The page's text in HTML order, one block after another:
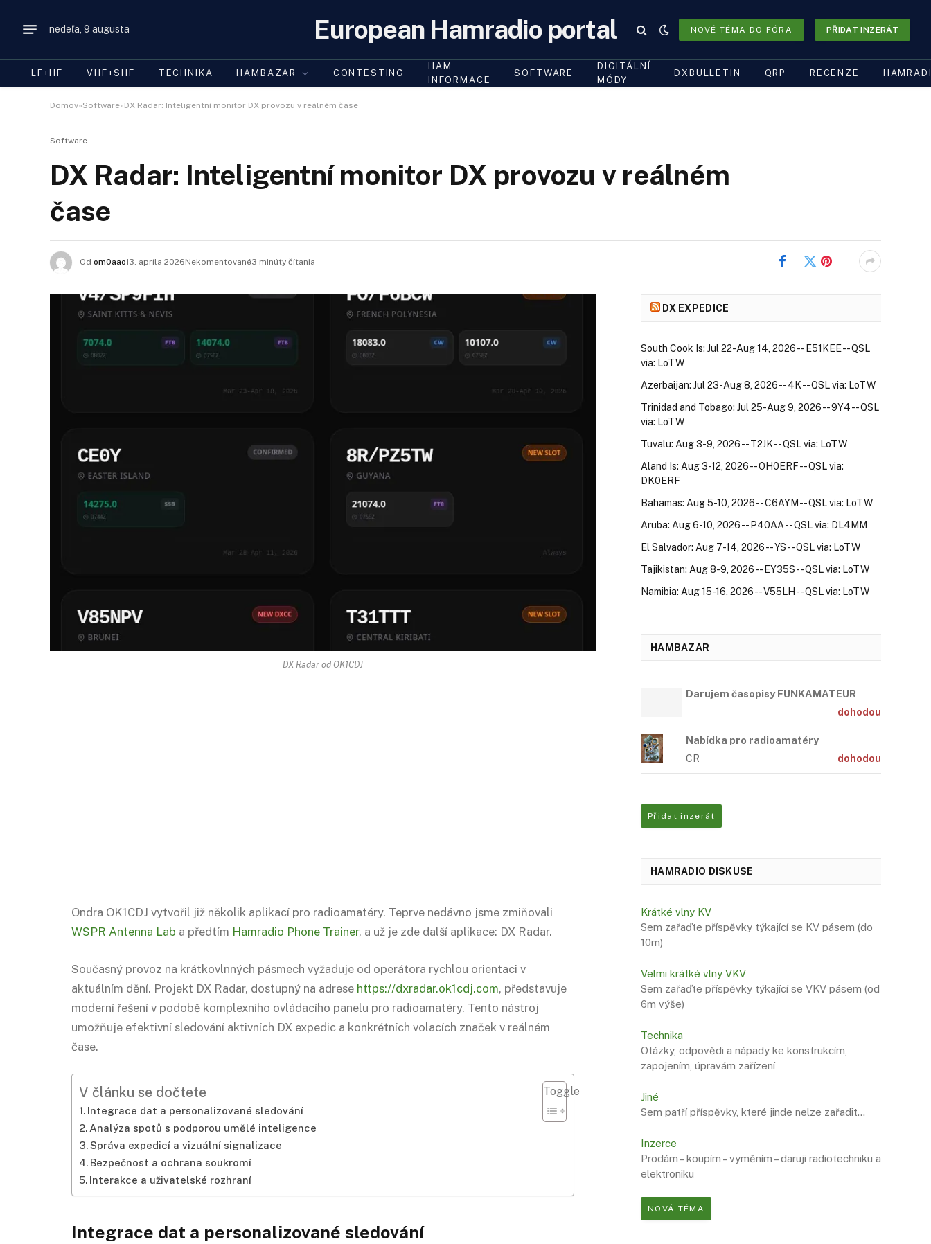
nedeľa, 9 augusta European Hamradio portal NOVÉ TÉMA DO FÓRA PŘIDAT INZERÁT
LF+HF VHF+SHF TECHNIKA HAMBAZAR CONTESTING
HAM
INFORMACE
SOFTWARE
DIGITÁLNÍ
MÓDY
DXBULLETIN QRP RECENZE
Domov»Software»DX Radar: Inteligentní monitor DX provozu v reálném čase
Software
DX Radar: Inteligentní monitor DX provozu v reálném
čase
Od om0aao13. apríla 2026Nekomentované3 minúty čítania FacebookTwitterPinterest
DX Radar od OK1CDJ
Ondra OK1CDJ vytvořil již několik aplikací pro radioamatéry. Teprve nedávno jsme zmiňovali
WSPR Antenna Lab a předtím Hamradio Phone Trainer, a už je zde další aplikace: DX Radar.
Současný provoz na krátkovlnných pásmech vyžaduje od operátora rychlou orientaci v
aktuálním dění. Projekt DX Radar, dostupný na adrese https://dxradar.ok1cdj.com, představuje
moderní řešení v podobě komplexního ovládacího panelu pro radioamatéry. Tento nástroj
umožňuje efektivní sledování aktivních DX expedic a konkrétních volacích značek v reálném
čase.
V článku se dočtete Toggle
Integrace dat a personalizované sledování
Analýza spotů s podporou umělé inteligence
Správa expedicí a vizuální signalizace
Bezpečnost a ochrana soukromí
Interakce a uživatelské rozhraní
Integrace dat a personalizované sledování
DX EXPEDICE
South Cook Is: Jul 22-Aug 14, 2026 -- E51KEE -- QSL
via: LoTW
Azerbaijan: Jul 23-Aug 8, 2026 -- 4K -- QSL via: LoTW
Trinidad and Tobago: Jul 25-Aug 9, 2026 -- 9Y4 -- QSL
via: LoTW
Tuvalu: Aug 3-9, 2026 -- T2JK -- QSL via: LoTW
Aland Is: Aug 3-12, 2026 -- OH0ERF -- QSL via:
DK0ERF
Bahamas: Aug 5-10, 2026 -- C6AYM -- QSL via: LoTW
Aruba: Aug 6-10, 2026 -- P40AA -- QSL via: DL4MM
El Salvador: Aug 7-14, 2026 -- YS -- QSL via: LoTW
Tajikistan: Aug 8-9, 2026 -- EY35S -- QSL via: LoTW
Namibia: Aug 15-16, 2026 -- V55LH -- QSL via: LoTW
HAMBAZAR
Darujem časopisy FUNKAMATEUR
dohodou
Nabídka pro radioamatéry
CR dohodou
Přidat inzerát
HAMRADIO DISKUSE
Krátké vlny KV
Sem zařaďte příspěvky týkající se KV pásem (do
10m)
Velmi krátké vlny VKV
Sem zařaďte příspěvky týkající se VKV pásem (od
6m výše)
Technika
Otázky, odpovědi a nápady ke konstrukcím,
zapojením, úpravám zařízení
Jiné
Sem patří příspěvky, které jinde nelze zařadit…
Inzerce
Prodám – koupím – vyměním – daruji radiotechniku ​​a
elektroniku
NOVÁ TÉMA